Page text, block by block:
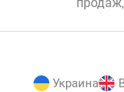
Украина